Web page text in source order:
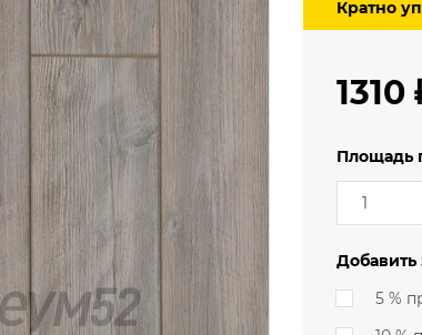
(гомогенный)
Кратно
1310
Площадь
Добавить
5 %